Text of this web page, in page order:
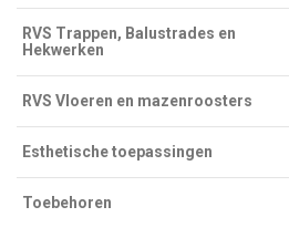
RVS Trappen, Balustrades en
Hekwerken
RVS Vloeren en mazenroosters
Esthetische toepassingen
Toebehoren